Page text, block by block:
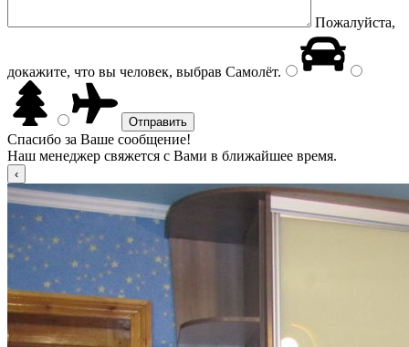
Пожалуйста,
докажите, что вы человек, выбрав Самолёт.
Спасибо за Ваше сообщение!
Наш менеджер свяжется с Вами в ближайшее время.